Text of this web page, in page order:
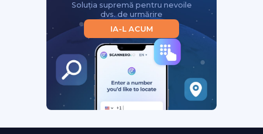
Soluția supremă pentru nevoile
dvs. de urmărire
IA-L ACUM